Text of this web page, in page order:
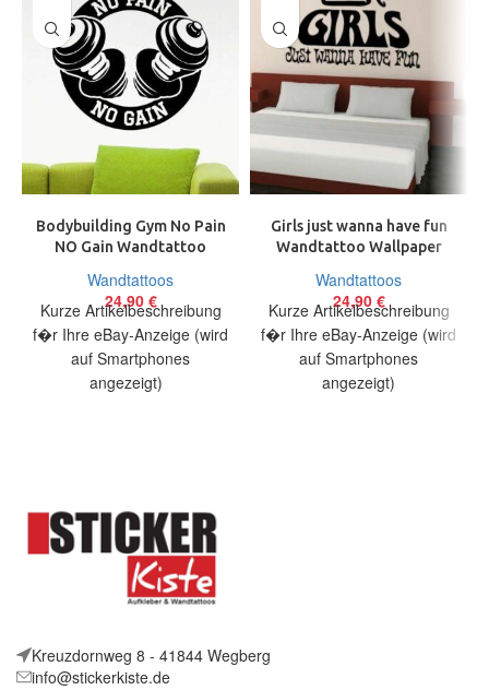
Bodybuilding Gym No Pain
NO Gain Wandtattoo
58 x 63 cm
Wandtattoos
24,90 €
Kurze Artikelbeschreibung
f�r Ihre eBay-Anzeige (wird
auf Smartphones
angezeigt)
Girls just wanna have fun
Wandtattoo Wallpaper
Wandtattoos
24,90 €
Kurze Artikelbeschreibung
f�r Ihre eBay-Anzeige (wird
auf Smartphones
angezeigt)
Kreuzdornweg 8 - 41844 Wegberg
info@stickerkiste.de